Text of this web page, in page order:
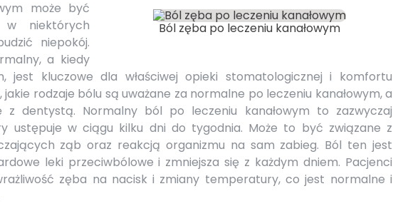
Ból zęba po leczeniu kanałowym
może być
w niektórych
niepokój.
a kiedy
jest kluczowe dla właściwej opieki stomatologicznej i komfortu
rodzaje bólu są uważane za normalne po leczeniu kanałowym, a
z dentystą. Normalny ból po leczeniu kanałowym to zazwyczaj
ustępuje w ciągu kilku dni do tygodnia. Może to być związane z
ząb oraz reakcją organizmu na sam zabieg. Ból ten jest
leki przeciwbólowe i zmniejsza się z każdym dniem. Pacjenci
zęba na nacisk i zmiany temperatury, co jest normalne i